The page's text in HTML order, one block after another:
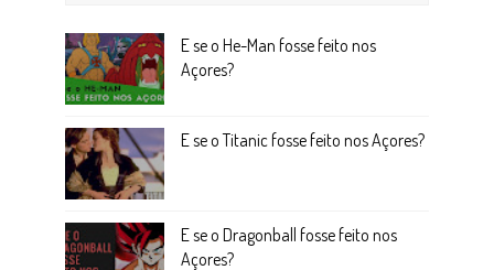
E se o He-Man fosse feito nos
Açores?
E se o Titanic fosse feito nos Açores?
E se o Dragonball fosse feito nos
Açores?